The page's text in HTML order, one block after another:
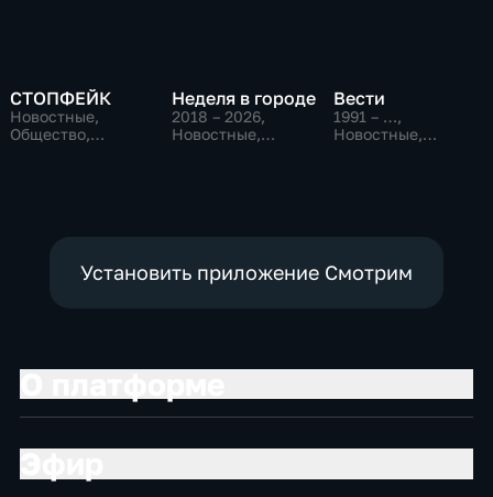
СТОПФЕЙК
Новостные,
Общество,
Неделя в городе
2018 – 2026,
Новостные,
Вести
1991 – …,
Новостные,
Установить приложение Смотрим